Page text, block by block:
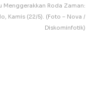
Roda Zaman:
Kamis (22/5). (Foto – Nova /
Diskominfotik)